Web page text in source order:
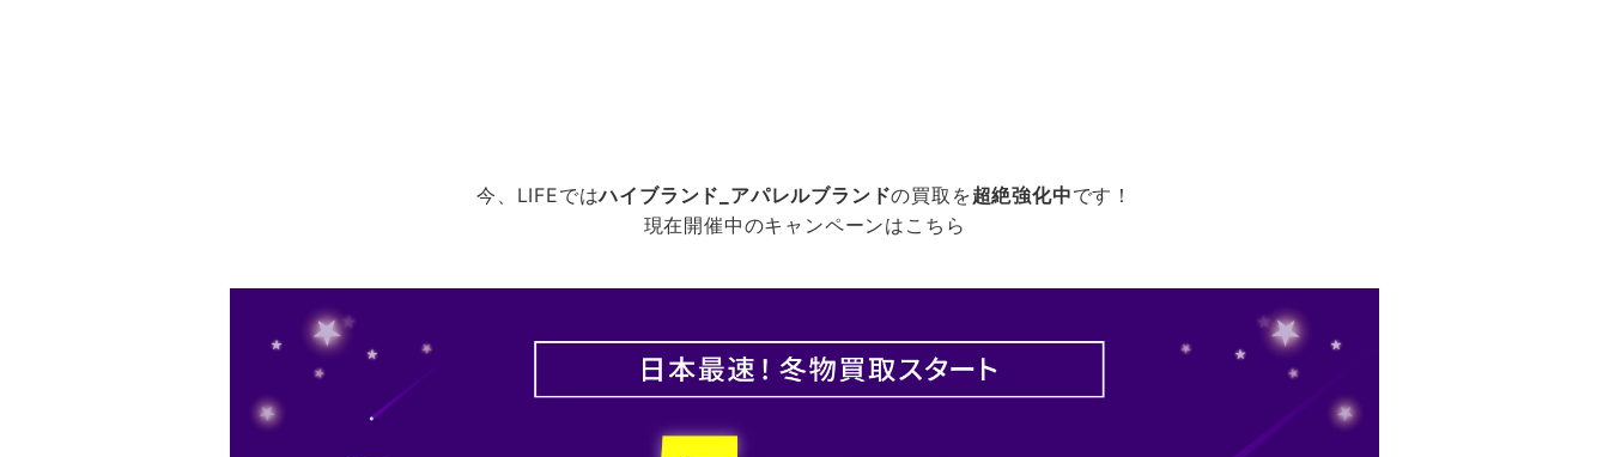
今、LIFEではハイブランド_アパレルブランドの買取を超絶強化中です！
現在開催中のキャンペーンはこちら